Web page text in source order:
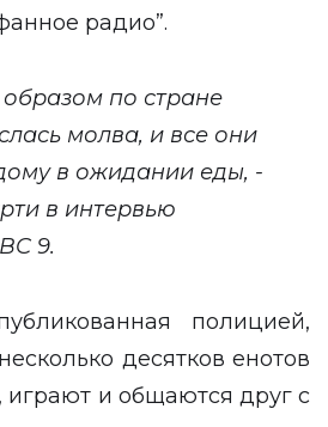
радио”.
по стране
молва, и все они
в ожидании еды, -
в интервью
9.
полицией,
десятков енотов
играют и общаются друг с